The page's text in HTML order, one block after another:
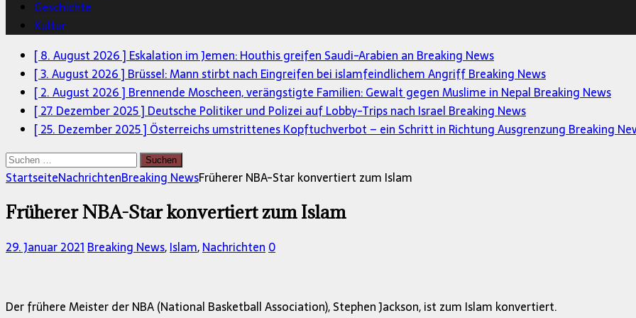
Geschichte
Kultur
[ 8. August 2026 ] Eskalation im Jemen: Houthis greifen Saudi-Arabien an Breaking News
[ 3. August 2026 ] Brüssel: Mann stirbt nach Eingreifen bei islamfeindlichem AngriffBreaking News
[ 2. August 2026 ] Brennende Moscheen, verängstigte Familien: Gewalt gegen Muslime in Nepal Breaking News
[ 27. Dezember 2025 ] Deutsche Politiker und Polizei auf Lobby-Trips nach Israel Breaking News
[ 25. Dezember 2025 ] Österreichs umstrittenes Kopftuchverbot – ein Schritt in Richtung Ausgrenzung Breaking
Suchen
nach:
StartseiteNachrichtenBreaking NewsFrüherer NBA-Star konvertiert zum Islam
Früherer NBA-Star konvertiert zum Islam
29. Januar 2021Breaking News,Islam,Nachrichten0
Der frühere Meister der NBA (National Basketball Association), Stephen Jackson, ist zum Islam konvertiert.